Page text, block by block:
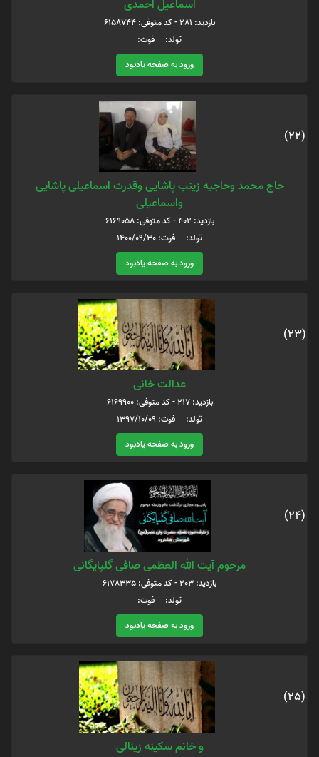
اسماعیل احمدی
بازدید: 281 - کد متوفی: 6158744
تولد: فوت:
ورود به صفحه یادبود
(22)
حاج محمد وحاجیه زینب پاشایی وقدرت اسماعیلی پاشایی
واسماعیلی
بازدید: 402 - کد متوفی: 6169058
تولد: فوت: 1400/09/30
ورود به صفحه یادبود
(23)
عدالت خانی
بازدید: 217 - کد متوفی: 6169900
تولد: فوت: 1397/10/09
ورود به صفحه یادبود
(24)
مرحوم آیت الله العظمی صافی گلپایگانی
بازدید: 203 - کد متوفی: 6178335
تولد: فوت:
ورود به صفحه یادبود
(25)
و خانم سکینه زینالی